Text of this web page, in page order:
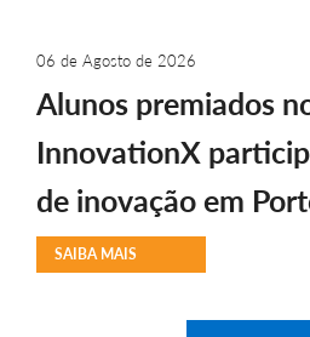
06 de Agosto de 2026
Alunos premiados
InnovationX
de inovação em
SAIBA MAIS